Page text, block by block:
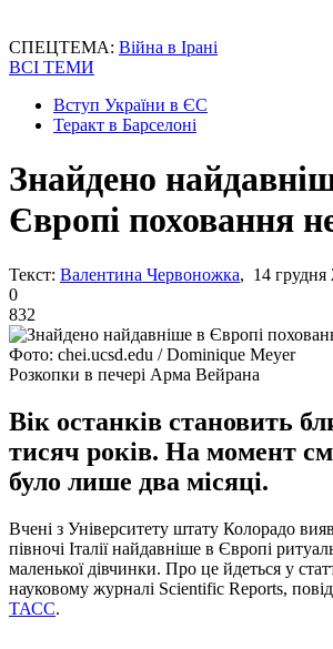
СПЕЦТЕМА: Війна в Ірані
ВСІ ТЕМИ
Вступ України в ЄС
Теракт в Барселоні
Знайдено
Європі поховання
Текст: Валентина Червоножка, 14 грудня
0
832
Фото: chei.ucsd.edu / Dominique Meyer
Розкопки в печері Арма Вейрана
Вік останків становить
тисяч років. На момент
було лише два місяці.
Вчені з Університету штату Колорадо
півночі Італії найдавніше в Європі
маленької дівчинки. Про це йдеться у
науковому журналі Scientific Reports,
ТАСС.